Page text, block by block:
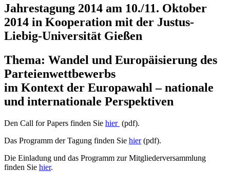
Jahrestagung 2014 am 10./11. Oktober
2014 in Kooperation mit der Justus-
Liebig-Universität Gießen
Thema: Wandel und Europäisierung des
Parteienwettbewerbs
im Kontext der Europawahl – nationale
und internationale Perspektiven
Den Call for Papers finden Sie hier (pdf).
Das Programm der Tagung finden Sie hier(pdf).
Die Einladung und das Programm zur Mitgliederversammlung
finden Sie hier.